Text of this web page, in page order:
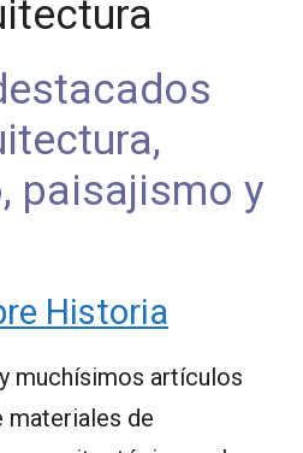
paisajismo y
Historia
muchísimos artículos
materiales de